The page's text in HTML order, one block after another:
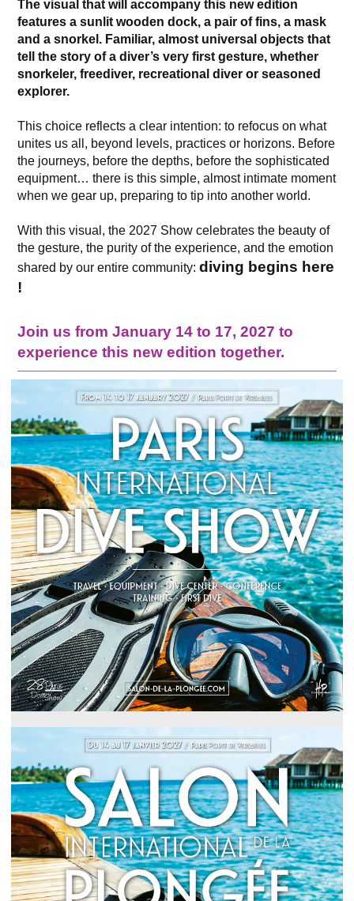
The visual that will accompany this new edition
features a sunlit wooden dock, a pair of fins, a mask
and a snorkel. Familiar, almost universal objects that
tell the story of a diver’s very first gesture, whether
snorkeler, freediver, recreational diver or seasoned
explorer.
This choice reflects a clear intention: to refocus on what
unites us all, beyond levels, practices or horizons. Before
the journeys, before the depths, before the sophisticated
equipment… there is this simple, almost intimate moment
when we gear up, preparing to tip into another world.
With this visual, the 2027 Show celebrates the beauty of
the gesture, the purity of the experience, and the emotion
shared by our entire community: diving begins here
!
Join us from January 14 to 17, 2027 to
experience this new edition together.